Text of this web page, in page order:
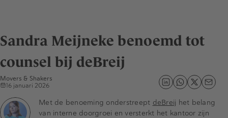
Sandra Meijneke benoemd tot
counsel bij deBreij
Movers & Shakers
16 januari 2026
Met de benoeming onderstreept deBreij het belang
van interne doorgroei en versterkt het kantoor zijn